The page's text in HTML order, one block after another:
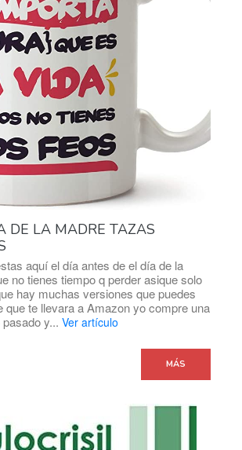
DE LA MADRE TAZAS
aquí el día antes de el día de la
no tienes tiempo q perder asique solo
hay muchas versiones que puedes
que te llevara a Amazon yo compre una
y... Ver artículo
MÁS